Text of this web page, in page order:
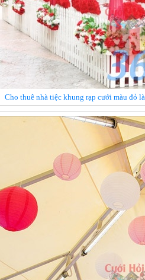
Cho thuê nhà tiệc khung rạp cưới màu đỏ